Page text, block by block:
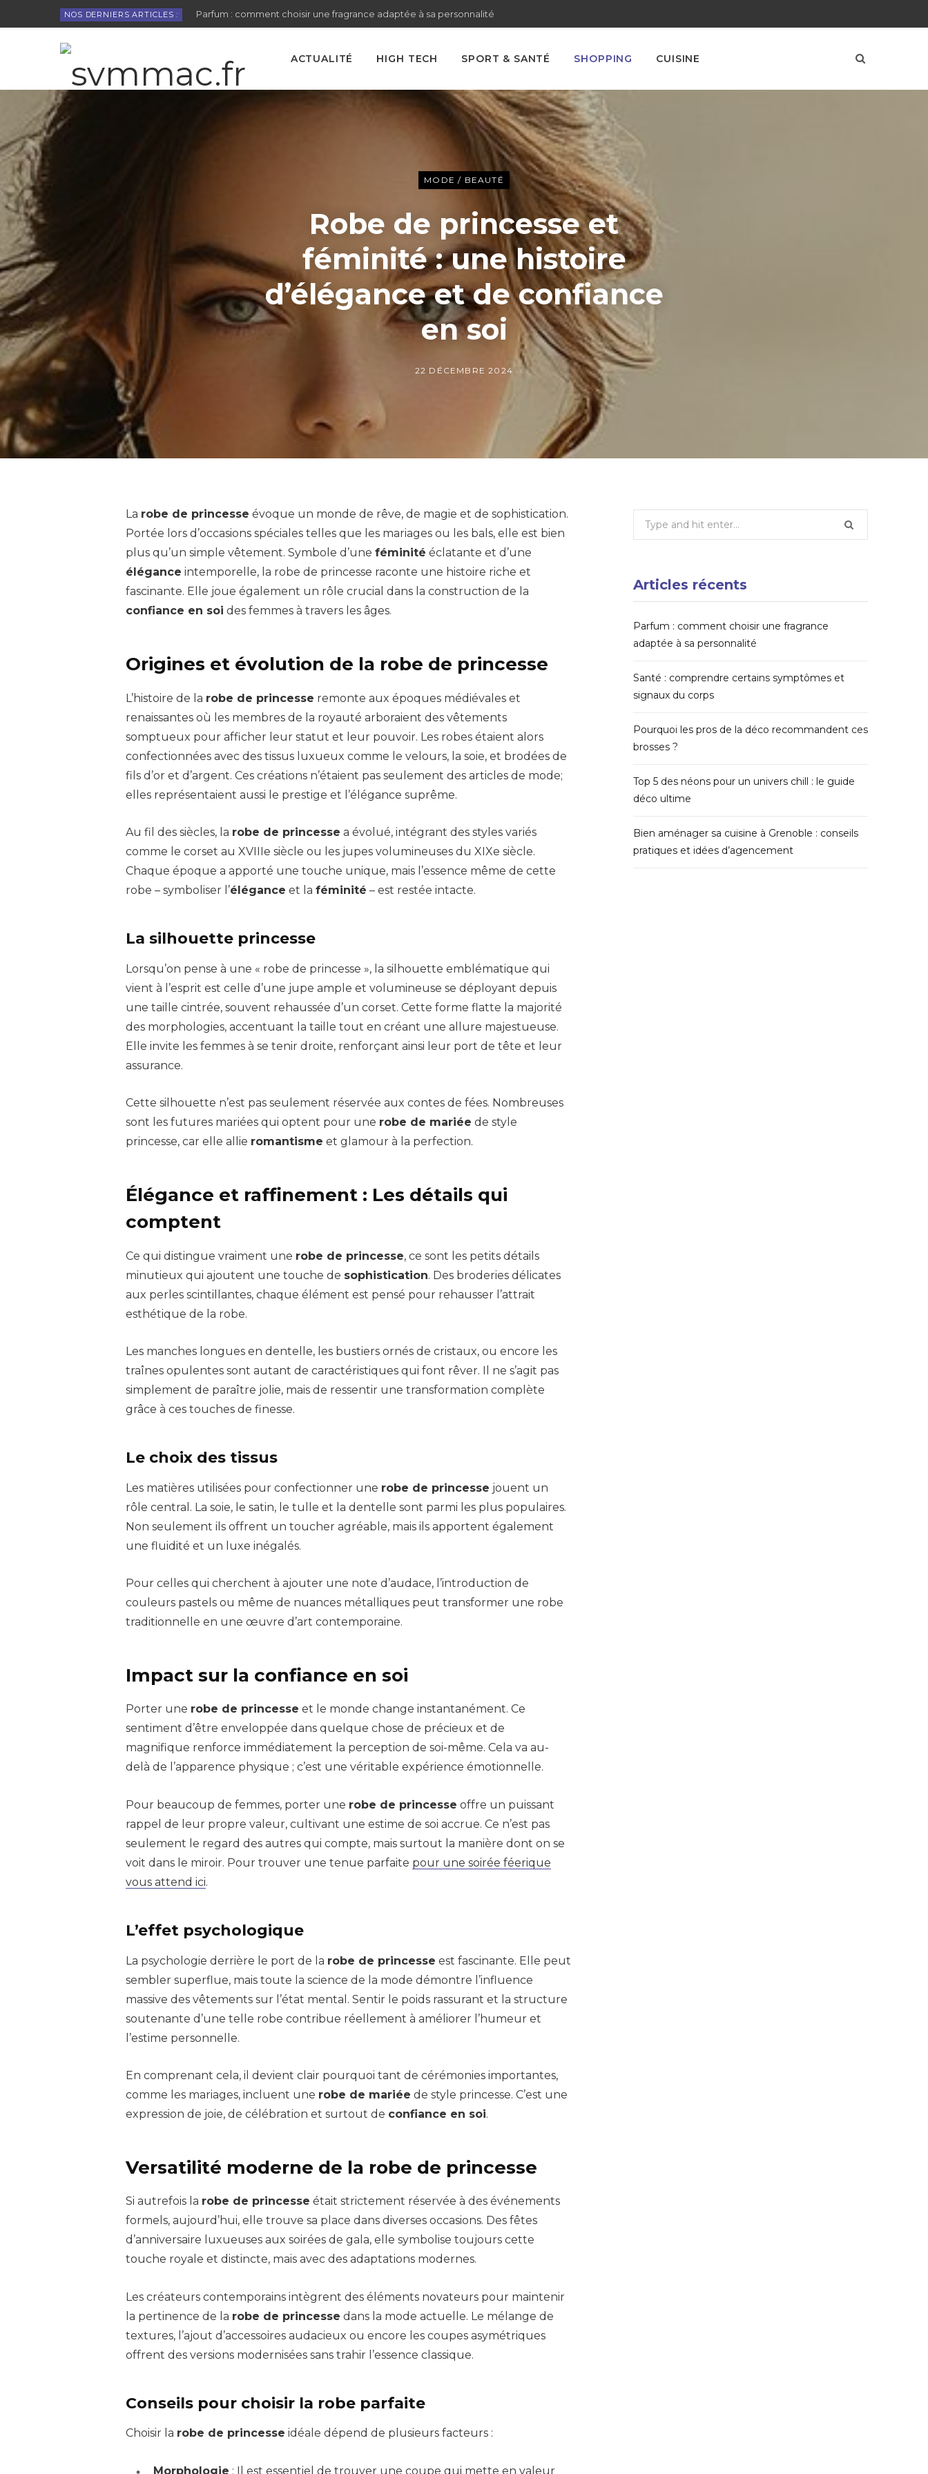
NOS DERNIERS ARTICLES : Parfum : comment choisir une fragrance adaptée à sa personnalité
ACTUALITÉ HIGH TECH SPORT & SANTÉ SHOPPING CUISINE
MODE / BEAUTÉ
Robe de princesse et
féminité : une histoire
d’élégance et de confiance
en soi
22 DÉCEMBRE 2024
La robe de princesse évoque un monde de rêve, de magie et de sophistication.
Portée lors d’occasions spéciales telles que les mariages ou les bals, elle est bien
plus qu’un simple vêtement. Symbole d’une féminité éclatante et d’une
élégance intemporelle, la robe de princesse raconte une histoire riche et
fascinante. Elle joue également un rôle crucial dans la construction de la
confiance en soi des femmes à travers les âges.
Origines et évolution de la robe de princesse
L’histoire de la robe de princesse remonte aux époques médiévales et
renaissantes où les membres de la royauté arboraient des vêtements
somptueux pour afficher leur statut et leur pouvoir. Les robes étaient alors
confectionnées avec des tissus luxueux comme le velours, la soie, et brodées de
fils d’or et d’argent. Ces créations n’étaient pas seulement des articles de mode;
elles représentaient aussi le prestige et l’élégance suprême.
Au fil des siècles, la robe de princesse a évolué, intégrant des styles variés
comme le corset au XVIIIe siècle ou les jupes volumineuses du XIXe siècle.
Chaque époque a apporté une touche unique, mais l’essence même de cette
robe – symboliser l’élégance et la féminité – est restée intacte.
La silhouette princesse
Lorsqu’on pense à une « robe de princesse », la silhouette emblématique qui
vient à l’esprit est celle d’une jupe ample et volumineuse se déployant depuis
une taille cintrée, souvent rehaussée d’un corset. Cette forme flatte la majorité
des morphologies, accentuant la taille tout en créant une allure majestueuse.
Elle invite les femmes à se tenir droite, renforçant ainsi leur port de tête et leur
assurance.
Cette silhouette n’est pas seulement réservée aux contes de fées. Nombreuses
sont les futures mariées qui optent pour une robe de mariée de style
princesse, car elle allie romantisme et glamour à la perfection.
Élégance et raffinement : Les détails qui
comptent
Ce qui distingue vraiment une robe de princesse, ce sont les petits détails
minutieux qui ajoutent une touche de sophistication. Des broderies délicates
aux perles scintillantes, chaque élément est pensé pour rehausser l’attrait
esthétique de la robe.
Les manches longues en dentelle, les bustiers ornés de cristaux, ou encore les
traînes opulentes sont autant de caractéristiques qui font rêver. Il ne s’agit pas
simplement de paraître jolie, mais de ressentir une transformation complète
grâce à ces touches de finesse.
Le choix des tissus
Les matières utilisées pour confectionner une robe de princesse jouent un
rôle central. La soie, le satin, le tulle et la dentelle sont parmi les plus populaires.
Non seulement ils offrent un toucher agréable, mais ils apportent également
une fluidité et un luxe inégalés.
Pour celles qui cherchent à ajouter une note d’audace, l’introduction de
couleurs pastels ou même de nuances métalliques peut transformer une robe
traditionnelle en une œuvre d’art contemporaine.
Impact sur la confiance en soi
Porter une robe de princesse et le monde change instantanément. Ce
sentiment d’être enveloppée dans quelque chose de précieux et de
magnifique renforce immédiatement la perception de soi-même. Cela va au-
delà de l’apparence physique ; c’est une véritable expérience émotionnelle.
Pour beaucoup de femmes, porter une robe de princesse offre un puissant
rappel de leur propre valeur, cultivant une estime de soi accrue. Ce n’est pas
seulement le regard des autres qui compte, mais surtout la manière dont on se
voit dans le miroir. Pour trouver une tenue parfaite pour une soirée féerique
vous attend ici.
L’effet psychologique
La psychologie derrière le port de la robe de princesse est fascinante. Elle peut
sembler superflue, mais toute la science de la mode démontre l’influence
massive des vêtements sur l’état mental. Sentir le poids rassurant et la structure
soutenante d’une telle robe contribue réellement à améliorer l’humeur et
l’estime personnelle.
En comprenant cela, il devient clair pourquoi tant de cérémonies importantes,
comme les mariages, incluent une robe de mariée de style princesse. C’est une
expression de joie, de célébration et surtout de confiance en soi.
Versatilité moderne de la robe de princesse
Si autrefois la robe de princesse était strictement réservée à des événements
formels, aujourd’hui, elle trouve sa place dans diverses occasions. Des fêtes
d’anniversaire luxueuses aux soirées de gala, elle symbolise toujours cette
touche royale et distincte, mais avec des adaptations modernes.
Les créateurs contemporains intègrent des éléments novateurs pour maintenir
la pertinence de la robe de princesse dans la mode actuelle. Le mélange de
textures, l’ajout d’accessoires audacieux ou encore les coupes asymétriques
offrent des versions modernisées sans trahir l’essence classique.
Conseils pour choisir la robe parfaite
Choisir la robe de princesse idéale dépend de plusieurs facteurs :
Morphologie : Il est essentiel de trouver une coupe qui mette en valeur
Search
Articles récents
Parfum : comment choisir une fragrance
adaptée à sa personnalité
Santé : comprendre certains symptômes et
signaux du corps
Pourquoi les pros de la déco recommandent ces
brosses ?
Top 5 des néons pour un univers chill : le guide
déco ultime
Bien aménager sa cuisine à Grenoble : conseils
pratiques et idées d’agencement